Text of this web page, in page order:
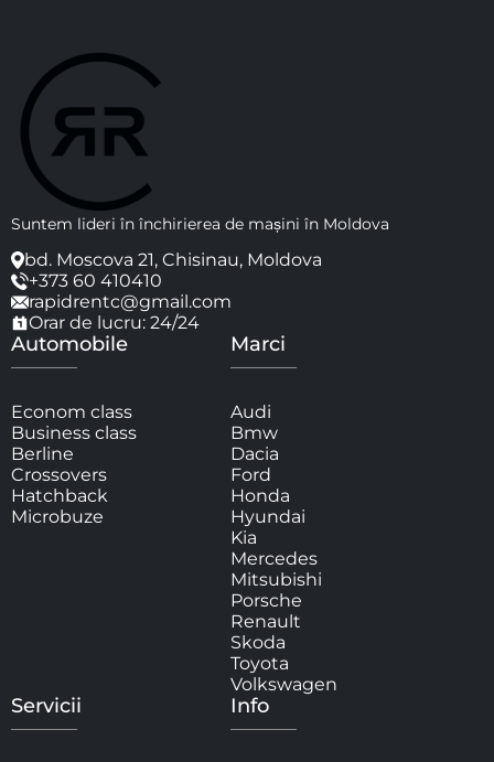
Suntem lideri în închirierea de mașini în Moldova
bd. Moscova 21, Chisinau, Moldova
+373 60 410410
rapidrentc@gmail.com
Orar de lucru: 24/24
Automobile
Econom class
Business class
Berline
Crossovers
Hatchback
Microbuze
Marci
Audi
Bmw
Dacia
Ford
Honda
Hyundai
Kia
Mercedes
Mitsubishi
Porsche
Renault
Skoda
Toyota
Volkswagen
Servicii Info